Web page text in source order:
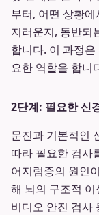
부터, 어떤 상황
지러운지, 동반되
합니다. 이 과정
요한 역할을 합니
2단계: 필요한 신
문진과 기본적인
따라 필요한 검사
어지럼증의 원인
해 뇌의 구조적
비디오 안진 검사